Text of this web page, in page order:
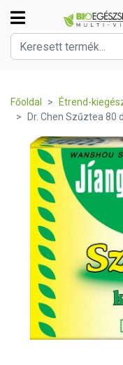
Főoldal Étrend-
Dr. Chen Szűztea 80